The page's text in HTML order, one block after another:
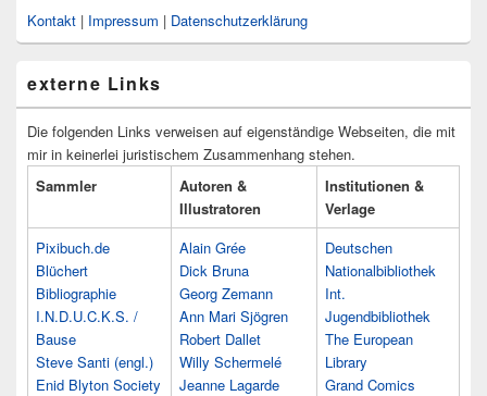
Kontakt | Impressum | Datenschutzerklärung
externe Links
Die folgenden Links verweisen auf eigenständige Webseiten, die mit
mir in keinerlei juristischem Zusammenhang stehen.
Sammler
Autoren &
Illustratoren
Institutionen &
Verlage
Pixibuch.de
Blüchert
Bibliographie
I.N.D.U.C.K.S. /
Bause
Steve Santi (engl.)
Enid Blyton Society
Alain Grée
Dick Bruna
Georg Zemann
Ann Mari Sjögren
Robert Dallet
Willy Schermelé
Jeanne Lagarde
Deutschen
Nationalbibliothek
Int.
Jugendbibliothek
The European
Library
Grand Comics